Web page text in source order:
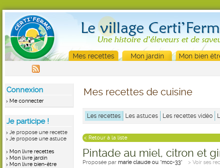
Mes recettes Mon jardin Mon bien
Connexion
Me connecter
Je participe !
Je propose une recette
Je propose une astuce
Mon livre recettes
Mon livre jardin
Mon livre bien-être
Mes recettes de cuisine
Les recettes Les astuces Les recettes vidéo
< Retour à la liste
Pintade au miel, citron et
Proposée par marie claude ou "mcc-33" > Voir ses